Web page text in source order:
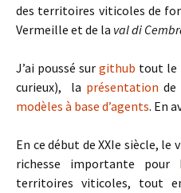
des territoires viticoles de
Vermeille et de la val di
J’ai poussé sur github tout le
curieux), la présentation de
modèles à base d’agents. En
En ce début de XXIe siècle,
richesse importante pour
territoires viticoles, tout